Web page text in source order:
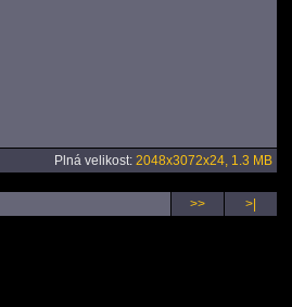
Plná velikost: 2048x3072x24, 1.3 MB
>> >|